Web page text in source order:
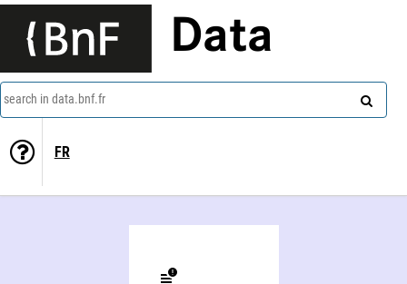
Data
search in data.bnf.fr
FR